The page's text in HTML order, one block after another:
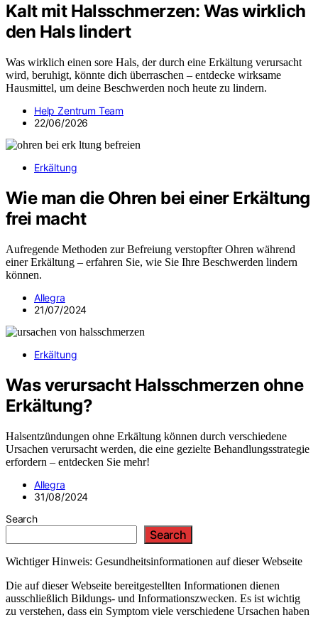
Kalt mit Halsschmerzen: Was wirklich
den Hals lindert
Was wirklich einen sore Hals, der durch eine Erkältung verursacht
wird, beruhigt, könnte dich überraschen – entdecke wirksame
Hausmittel, um deine Beschwerden noch heute zu lindern.
Help Zentrum Team
22/06/2026
Erkältung
Wie man die Ohren bei einer Erkältung
frei macht
Aufregende Methoden zur Befreiung verstopfter Ohren während
einer Erkältung – erfahren Sie, wie Sie Ihre Beschwerden lindern
können.
Allegra
21/07/2024
Erkältung
Was verursacht Halsschmerzen ohne
Erkältung?
Halsentzündungen ohne Erkältung können durch verschiedene
Ursachen verursacht werden, die eine gezielte Behandlungsstrategie
erfordern – entdecken Sie mehr!
Allegra
31/08/2024
Search
Search
Wichtiger Hinweis: Gesundheitsinformationen auf dieser Webseite
Die auf dieser Webseite bereitgestellten Informationen dienen
ausschließlich Bildungs- und Informationszwecken. Es ist wichtig
zu verstehen, dass ein Symptom viele verschiedene Ursachen haben